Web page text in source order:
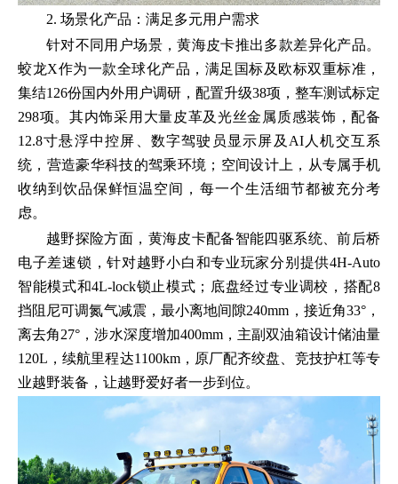
2. 场景化产品：满足多元用户需求
针对不同用户场景，黄海皮卡推出多款差异化产品。
蛟龙X作为一款全球化产品，满足国标及欧标双重标准，
集结126份国内外用户调研，配置升级38项，整车测试标定
298项。其内饰采用大量皮革及光丝金属质感装饰，配备
12.8寸悬浮中控屏、数字驾驶员显示屏及AI人机交互系
统，营造豪华科技的驾乘环境；空间设计上，从专属手机
收纳到饮品保鲜恒温空间，每一个生活细节都被充分考
虑。
越野探险方面，黄海皮卡配备智能四驱系统、前后桥
电子差速锁，针对越野小白和专业玩家分别提供4H-Auto
智能模式和4L-lock锁止模式；底盘经过专业调校，搭配8
挡阻尼可调氮气减震，最小离地间隙240mm，接近角33°，
离去角27°，涉水深度增加400mm，主副双油箱设计储油量
120L，续航里程达1100km，原厂配齐绞盘、竞技护杠等专
业越野装备，让越野爱好者一步到位。